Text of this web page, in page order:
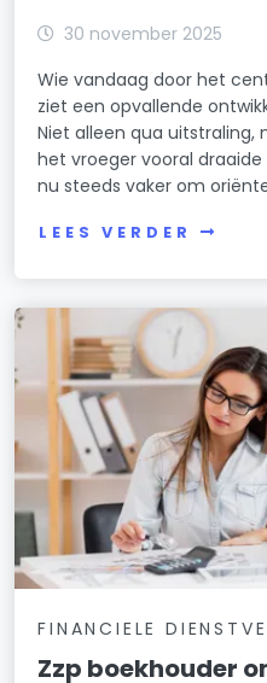
30 november 2025
Wie vandaag door het
ziet een opvallende
Niet alleen qua uitstraling,
het vroeger vooral
nu steeds vaker om
LEES VERDER
FINANCIELE
Zzp boekhouder